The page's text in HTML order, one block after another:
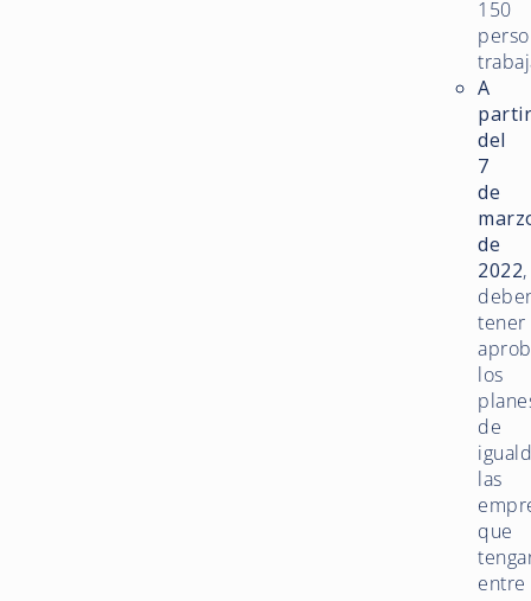
150
A
del
7
de
de
2022,
tener
los
de
las
que
entre